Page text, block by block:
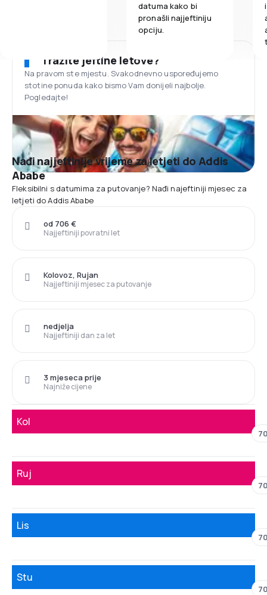
datuma kako bi
pronašli najjeftiniju
opciju.
Tražite jeftine letove?
Na pravom ste mjestu. Svakodnevno uspoređujemo
stotine ponuda kako bismo Vam donijeli najbolje.
Pogledajte!
Nađi najjeftinije vrijeme za letjeti do Addis
Ababe
Fleksibilni s datumima za putovanje? Nađi najeftiniji mjesec za
letjeti do Addis Ababe
Najjeftiniji povratni let
od 706 €
Najjeftiniji mjesec za putovanje
Kolovoz, Rujan
Najjeftiniji dan za let
nedjelja
Najniže cijene
3 mjeseca prije
Kol
Ruj
Lis
Stu